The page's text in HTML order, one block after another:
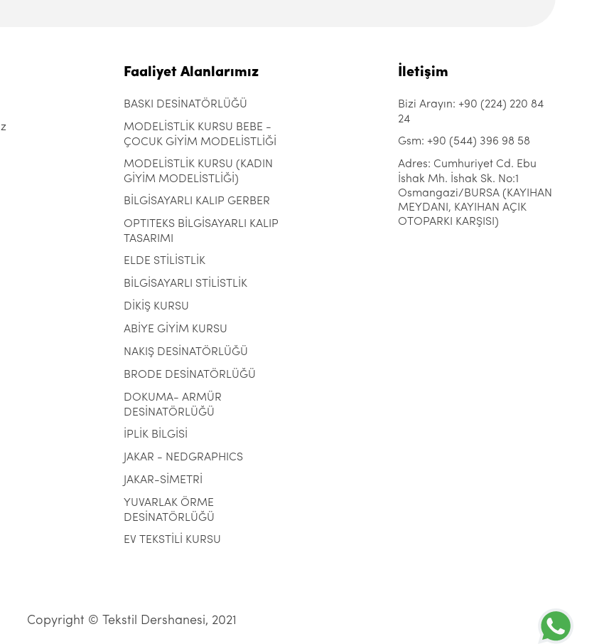
Faaliyet Alanlarımız
BASKI DESİNATÖRLÜĞÜ
MODELİSTLİK KURSU BEBE -
ÇOCUK GİYİM MODELİSTLİĞİ
MODELİSTLİK KURSU (KADIN
GİYİM MODELİSTLİĞİ)
BİLGİSAYARLI KALIP GERBER
OPTITEKS BİLGİSAYARLI KALIP
TASARIMI
ELDE STİLİSTLİK
BİLGİSAYARLI STİLİSTLİK
DİKİŞ KURSU
ABİYE GİYİM KURSU
NAKIŞ DESİNATÖRLÜĞÜ
BRODE DESİNATÖRLÜĞÜ
DOKUMA- ARMÜR
DESİNATÖRLÜĞÜ
İPLİK BİLGİSİ
JAKAR - NEDGRAPHICS
JAKAR-SİMETRİ
YUVARLAK ÖRME
DESİNATÖRLÜĞÜ
EV TEKSTİLİ KURSU
İletişim
Bizi Arayın: +90 (224) 220 84
24
Gsm: +90 (544) 396 98 58
Adres: Cumhuriyet Cd. Ebu
İshak Mh. İshak Sk. No:1
Osmangazi/BURSA (KAYIHAN
MEYDANI, KAYIHAN AÇIK
OTOPARKI KARŞISI)
Copyright © Tekstil Dershanesi, 2021